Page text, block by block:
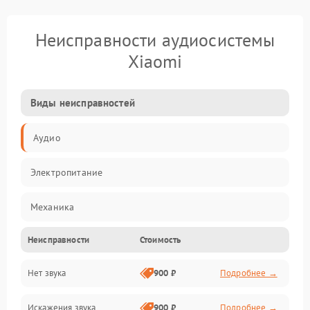
Неисправности аудиосистемы
Xiaomi
Виды неисправностей
Аудио
Электропитание
Механика
Управление
Корпус/Герметичность
Неисправности Стоимость
Нет звука 900 ₽ Подробнее →
Искажения звука 900 ₽ Подробнее →